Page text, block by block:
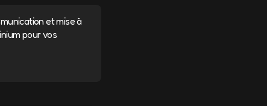
et mise à
pour vos